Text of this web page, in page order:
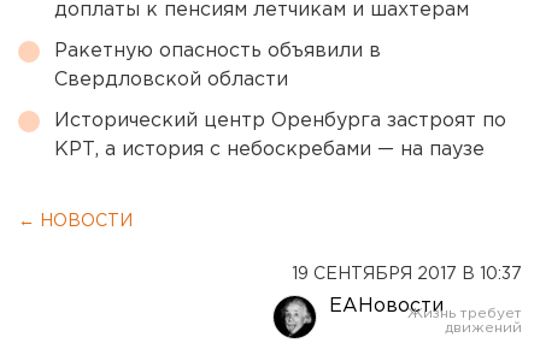
доплаты к пенсиям летчикам и шахтерам
Ракетную опасность объявили в
Свердловской области
Исторический центр Оренбурга застроят по
КРТ, а история с небоскребами — на паузе
← НОВОСТИ
19 СЕНТЯБРЯ 2017 В 10:37
ЕАНовости